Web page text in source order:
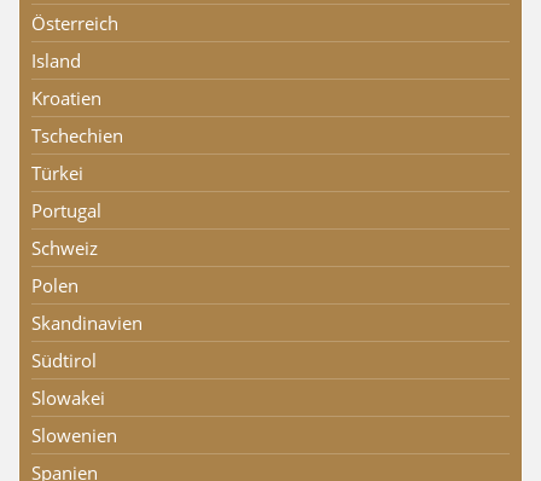
Österreich
Island
Kroatien
Tschechien
Türkei
Portugal
Schweiz
Polen
Skandinavien
Südtirol
Slowakei
Slowenien
Spanien